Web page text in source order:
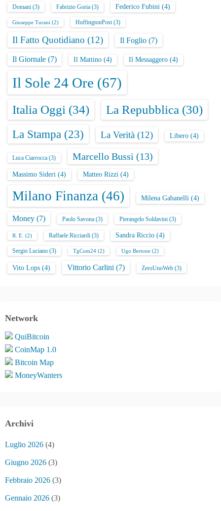
Domani (3) Fabrizio Goria (3) Federico Fubini (4)
Giuseppe Turani (2) HuffingtonPost(3)
Il Fatto Quotidiano (12) Il Foglio (7)
Il Giornale (7) Il Mattino (4) Il Messaggero (4)
Il Sole 24 Ore (67)
Italia Oggi (34) La Repubblica (30)
La Stampa (23) La Verità (12) Libero (4)
Luca Ciarrocca (3) Marcello Bussi (13)
Massimo Sideri (4) Matteo Rizzi (4)
Milano Finanza (46) Milena Gabanelli (4)
Money (7) Paolo Savona (3) Pierangelo Soldavini (3)
R. E. (2) Raffaele Ricciardi (3) Sandra Riccio (4)
Sergio Luciano (3) TgCom24 (2) Ugo Bertone (2)
Vito Lops (4) Vittorio Carlini (7) ZeroUnoWeb (3)
Network
QuiBitcoin
CoinMap 1.0
Bitcoin Map
MoneyWanters
Archivi
Luglio 2026 (4)
Giugno 2026 (3)
Febbraio 2026 (3)
Gennaio 2026 (3)